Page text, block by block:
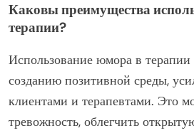
Каковы преимущества
терапии?
Использование юмора в терапии
созданию позитивной среды,
клиентами и терапевтами. Это
тревожность, облегчить